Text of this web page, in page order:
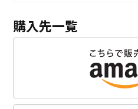
購入先一覧